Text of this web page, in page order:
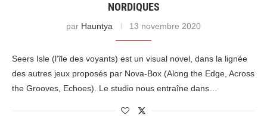
NORDIQUES
par Hauntya 13 novembre 2020
Seers Isle (l’île des voyants) est un visual novel, dans la lignée
des autres jeux proposés par Nova-Box (Along the Edge, Across
the Grooves, Echoes). Le studio nous entraîne dans…